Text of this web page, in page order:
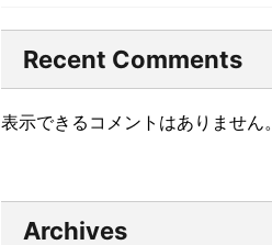
Recent Comments
表示できるコメントはありません。
Archives